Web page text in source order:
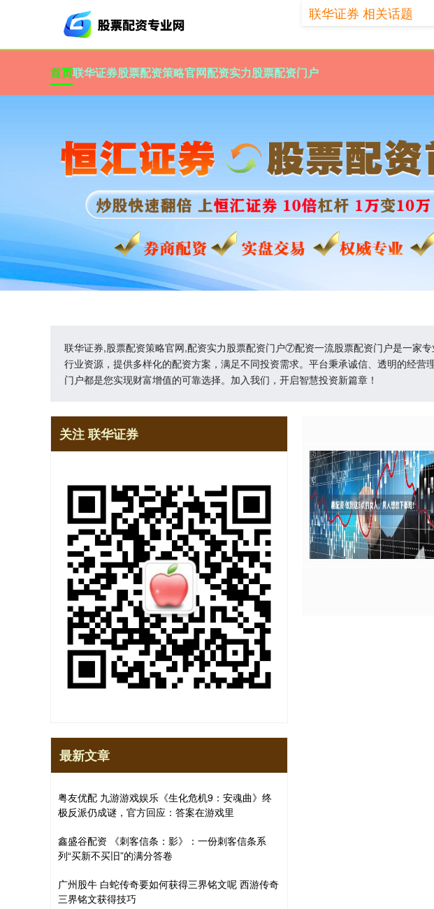
首页联华证券股票配资策略官网配资实力股票配资门户
联华证券,股票配资策略官网,配资实力股票配资门户⑦配资一流股票配资门户是一家
行业资源，提供多样化的配资方案，满足不同投资需求。平台秉承诚信、透明的经
门户都是您实现财富增值的可靠选择。加入我们，开启智慧投资新篇章！
联华证券 相关话题
关注 联华证券
最新文章
粤友优配 九游游戏娱乐《生化危机9：安魂曲》终
极反派仍成谜，官方回应：答案在游戏里
鑫盛谷配资 《刺客信条：影》：一份刺客信条系
列“买新不买旧”的满分答卷
广州股牛 白蛇传奇要如何获得三界铭文呢 西游传奇
三界铭文获得技巧